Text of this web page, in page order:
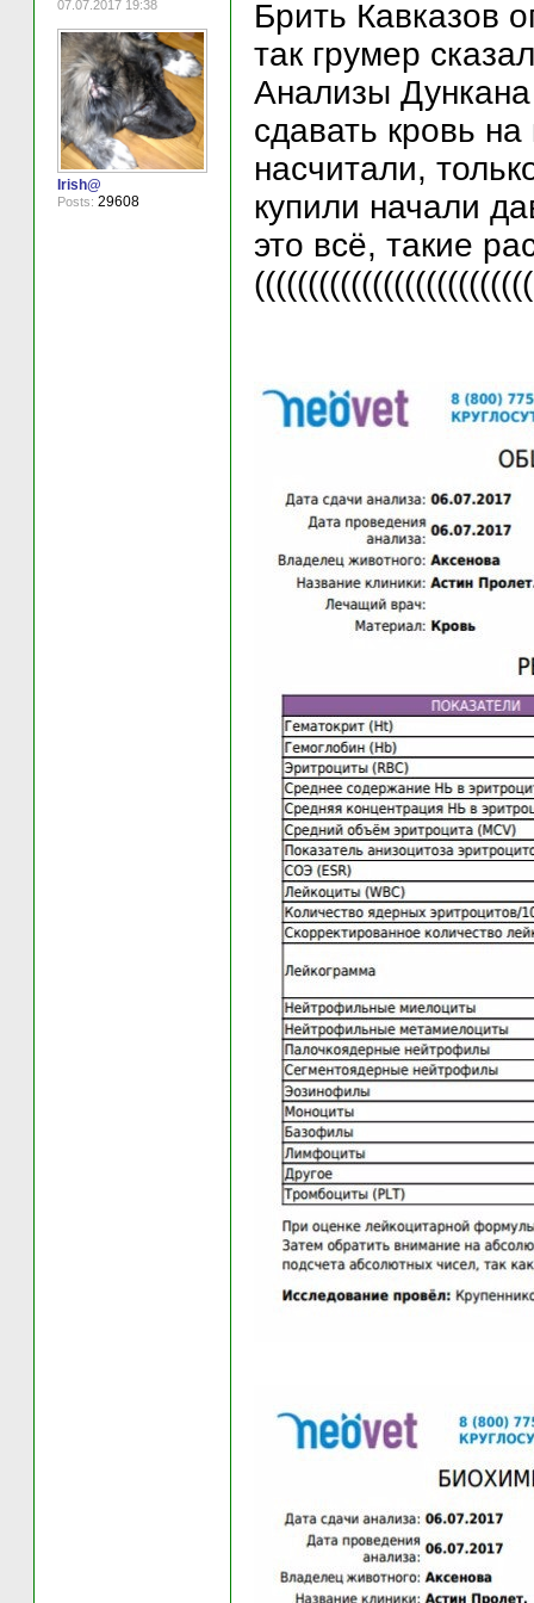
07.07.2017 19:38
Irish@
Posts: 29608
Брить Кавказов
так грумер
Анализы
сдавать кровь
насчитали,
купили начали
это всё, такие